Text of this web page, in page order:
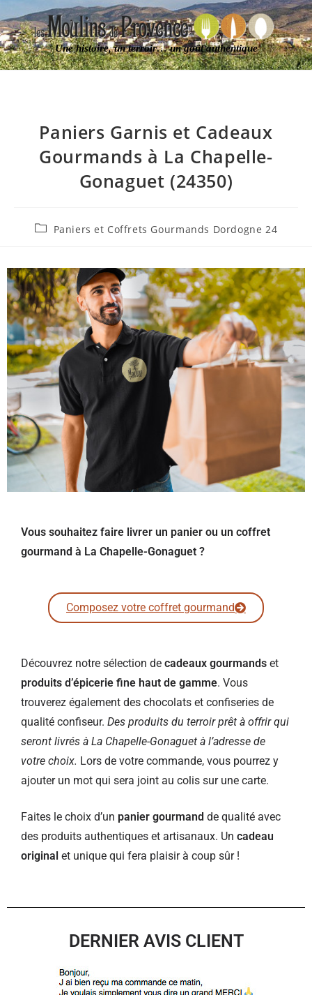
Une histoire, un terroir… un goût authentique
Paniers Garnis et Cadeaux
Gourmands à La Chapelle-
Gonaguet (24350)
Paniers et Coffrets Gourmands Dordogne 24
Vous souhaitez faire livrer un panier ou un coffret
gourmand à La Chapelle-Gonaguet ?
Composez votre coffret gourmand
Découvrez notre sélection de cadeaux gourmands et
produits d’épicerie fine haut de gamme. Vous
trouverez également des chocolats et confiseries de
qualité confiseur. Des produits du terroir prêt à offrir qui
seront livrés à La Chapelle-Gonaguet à l’adresse de
votre choix. Lors de votre commande, vous pourrez y
ajouter un mot qui sera joint au colis sur une carte.
Faites le choix d’un panier gourmand de qualité avec
des produits authentiques et artisanaux. Un cadeau
original et unique qui fera plaisir à coup sûr !
DERNIER AVIS CLIENT